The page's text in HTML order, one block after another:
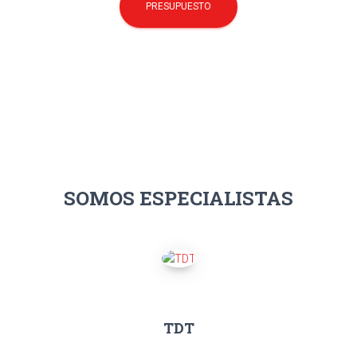
PRESUPUESTO
SOMOS ESPECIALISTAS
TDT